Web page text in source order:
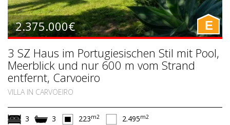
2.375.000€ E
3 SZ Haus im Portugiesischen Stil mit Pool,
Meerblick und nur 600 m vom Strand
entfernt, Carvoeiro
VILLA IN CARVOEIRO
3 3 223m2 2.495m2